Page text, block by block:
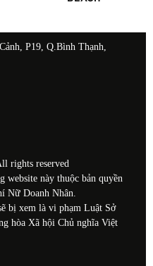
P19, Q.Bình Thạnh,
rights reserved
website này thuộc bản quyền
Nữ Doanh Nhân.
bị xem là vi phạm Luật Sở
hòa Xã hội Chủ nghĩa Việt